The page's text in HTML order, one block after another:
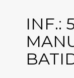
INF.: